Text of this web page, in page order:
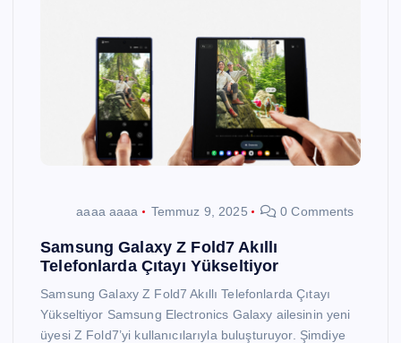
aaaa aaaa Temmuz 9, 2025 0 Comments
Samsung Galaxy Z Fold7 Akıllı
Telefonlarda Çıtayı Yükseltiyor
Samsung Galaxy Z Fold7 Akıllı Telefonlarda Çıtayı
Yükseltiyor Samsung Electronics Galaxy ailesinin yeni
üyesi Z Fold7’yi kullanıcılarıyla buluşturuyor. Şimdiye